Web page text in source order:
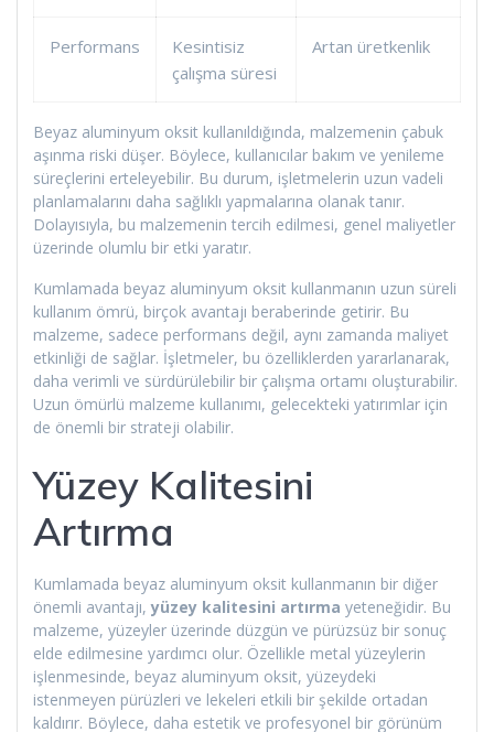
Performans
Kesintisiz
çalışma süresi
Artan üretkenlik
Beyaz aluminyum oksit kullanıldığında, malzemenin çabuk
aşınma riski düşer. Böylece, kullanıcılar bakım ve yenileme
süreçlerini erteleyebilir. Bu durum, işletmelerin uzun vadeli
planlamalarını daha sağlıklı yapmalarına olanak tanır.
Dolayısıyla, bu malzemenin tercih edilmesi, genel maliyetler
üzerinde olumlu bir etki yaratır.
Kumlamada beyaz aluminyum oksit kullanmanın uzun süreli
kullanım ömrü, birçok avantajı beraberinde getirir. Bu
malzeme, sadece performans değil, aynı zamanda maliyet
etkinliği de sağlar. İşletmeler, bu özelliklerden yararlanarak,
daha verimli ve sürdürülebilir bir çalışma ortamı oluşturabilir.
Uzun ömürlü malzeme kullanımı, gelecekteki yatırımlar için
de önemli bir strateji olabilir.
Yüzey Kalitesini
Artırma
Kumlamada beyaz aluminyum oksit kullanmanın bir diğer
önemli avantajı,yüzey kalitesini artırma yeteneğidir. Bu
malzeme, yüzeyler üzerinde düzgün ve pürüzsüz bir sonuç
elde edilmesine yardımcı olur. Özellikle metal yüzeylerin
işlenmesinde, beyaz aluminyum oksit, yüzeydeki
istenmeyen pürüzleri ve lekeleri etkili bir şekilde ortadan
kaldırır. Böylece, daha estetik ve profesyonel bir görünüm